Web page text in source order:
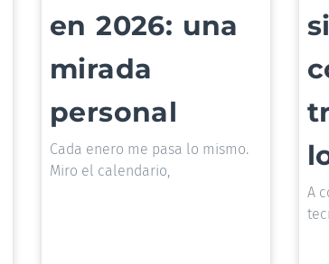
en 2026: una
mirada
personal
Cada enero me pasa lo mismo.
Miro el calendario,
A